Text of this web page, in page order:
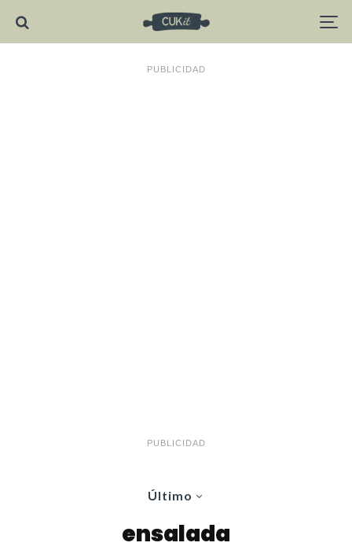
PUBLICIDAD
PUBLICIDAD
Último
ensalada